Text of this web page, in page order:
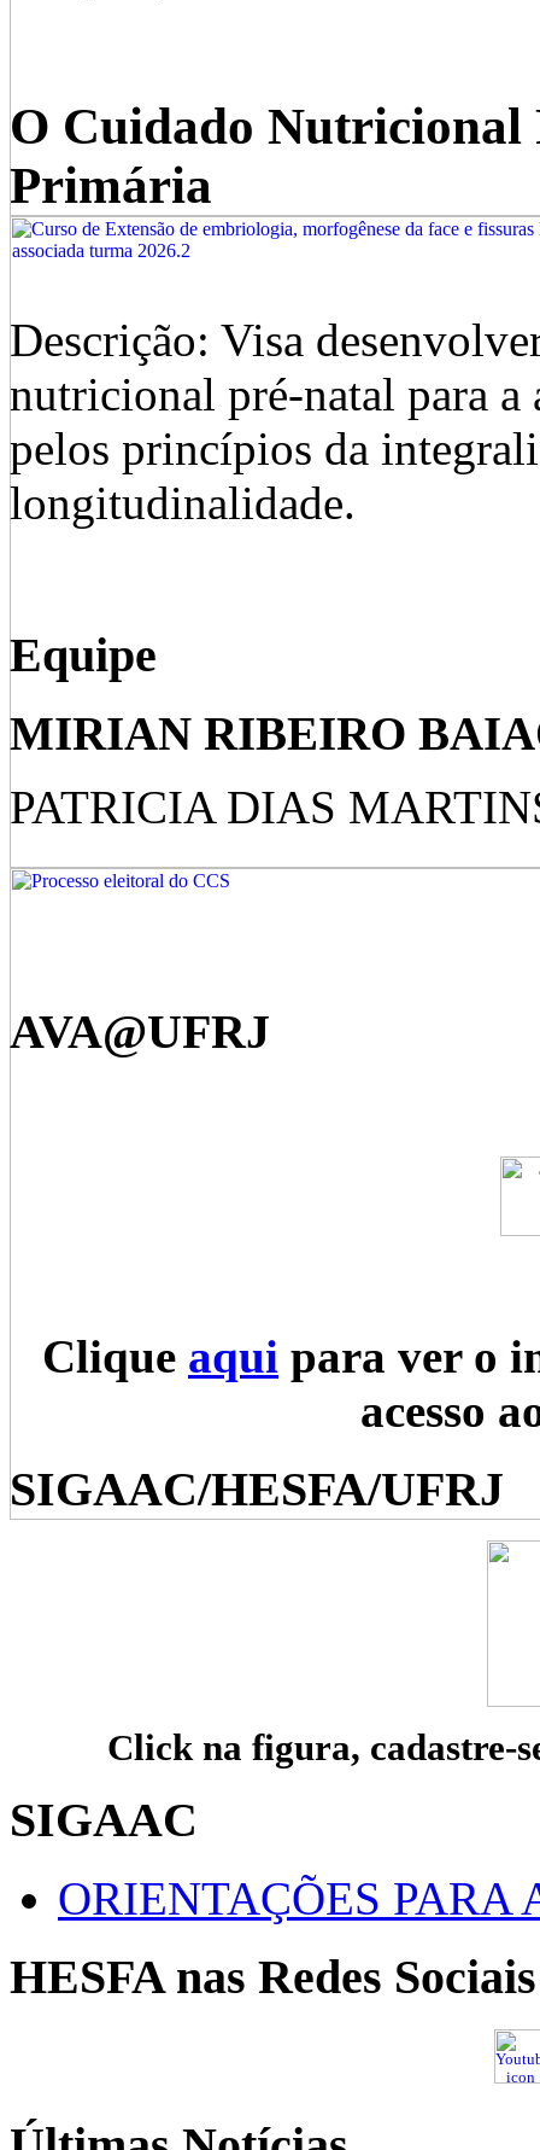
O Cuidado Nutricional
Primária
Descrição: Visa
nutricional pré-natal para a
pelos princípios da
longitudinalidade.
Equipe
MIRIAN RIBEIRO
PATRICIA DIAS
AVA@UFRJ
Clique aqui para ver o
acesso
SIGAAC/HESFA/UFRJ
Click na figura, cadastre-
SIGAAC
ORIENTAÇÕES PARA
HESFA nas Redes Sociais